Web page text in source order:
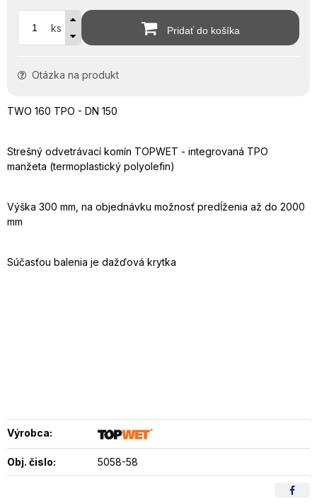
ks Pridať do košíka
Otázka na produkt
TWO 160 TPO - DN 150
Strešný odvetrávací komín TOPWET - integrovaná TPO
manžeta (termoplastický polyolefin)
Výška 300 mm, na objednávku možnosť predĺženia až do 2000
mm
Súčasťou balenia je dažďová krytka
Výrobca:
Obj. čislo: 5058-58